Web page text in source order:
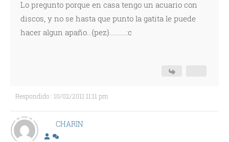
Lo pregunto porque en casa tengo un acuario con
discos, y no se hasta que punto la gatita le puede
hacer algun apaño...{pez}...........:c
Respondido : 10/02/2011 11:11 pm
CHARIN